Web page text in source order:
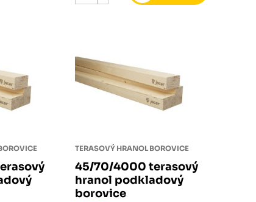
TERASOVÝ HRANOL BOROVICE
45/70/4000 terasový
hranol podkladový
borovice